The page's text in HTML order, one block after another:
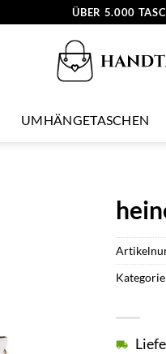
ÜBER 5.000
UMHÄNGETASCHEN